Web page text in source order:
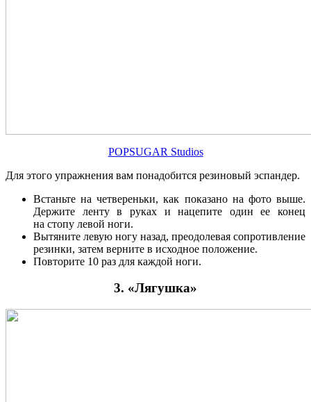
POPSUGAR Studios
Для этого упражнения вам понадобится резиновый эспандер.
Встаньте на четвереньки, как показано на фото выше.
Держите ленту в руках и нацепите один ее конец
на стопу левой ноги.
Вытяните левую ногу назад, преодолевая сопротивление
резинки, затем верните в исходное положение.
Повторите 10 раз для каждой ноги.
3. «Лягушка»